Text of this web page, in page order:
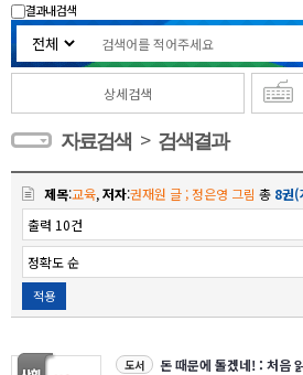
결과내 검색
상세검색
자료검색 > 검색결과
제목:교육,저자:권재원 글 ; 정은영 그림 총 8권(
적용
도서 돈 때문에 돌겠네! : 처음